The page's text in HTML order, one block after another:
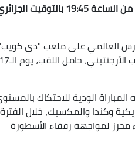
يواجه المنتخب الوطني الجزائري، سهرة هذا الأربعاء، منتخب هولندا بداية من الساعة 19:45
العالمي على ملعب "دي
بمدينة روتردام، قبل أيام قليلة من دخول غمار المونديال بمواجهة المنتخب الأرجنتيني، حامل اللقب، يوم الـ17
الودية للاحتكاك
وكندا والمكسيك، خلال الفترة
رفقاء محرز لمواجهة رفقاء الأسطورة